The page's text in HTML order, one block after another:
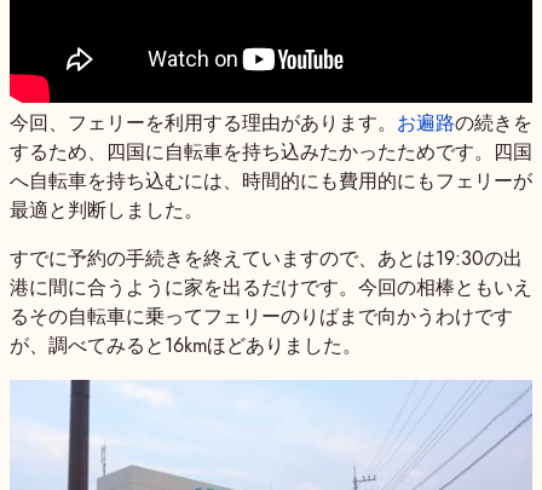
今回、フェリーを利用する理由があります。 お遍路の続きを
するため、四国に自転車を持ち込みたかったためです。四国
へ自転車を持ち込むには、時間的にも費用的にもフェリーが
最適と判断しました。
すでに予約の手続きを終えていますので、あとは19:30の出
港に間に合うように家を出るだけです。今回の相棒ともいえ
るその自転車に乗ってフェリーのりばまで向かうわけです
が、調べてみると16kmほどありました。